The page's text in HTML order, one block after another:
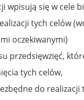
wpisują się w cele
tych celów
oczekiwanymi)
przedsięwzięć,
tych celów,
do realizacji